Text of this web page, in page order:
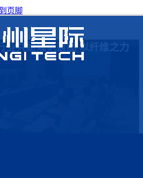
页脚
业共绘规范蓝图 以纤维之力